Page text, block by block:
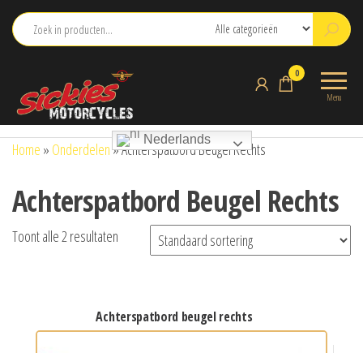
naar
Menu
0
Nederlands
Home » Onderdelen»Achterspatbord Beugel Rechts
Achterspatbord Beugel Rechts
Toont alle 2 resultaten
achterspatbord beugel rechts